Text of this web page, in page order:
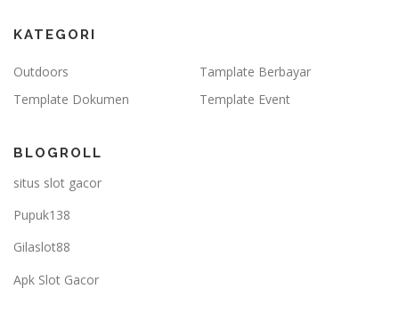
KATEGORI
Outdoors
Tamplate Berbayar
Template Dokumen
Template Event
BLOGROLL
situs slot gacor
Pupuk138
Gilaslot88
Apk Slot Gacor